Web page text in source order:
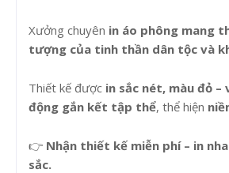
Xưởng chuyên in áo phông mang
tượng của tinh thần dân tộc và
Thiết kế được in sắc nét, màu đỏ –
động gắn kết tập thể, thể hiện
👉 Nhận thiết kế miễn phí – in
sắc.